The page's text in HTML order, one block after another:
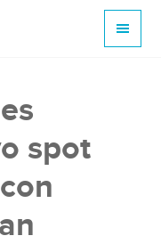
spot